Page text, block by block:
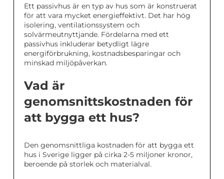
Ett passivhus är en typ av hus som är konstruerat
för att vara mycket energieffektivt. Det har hög
isolering, ventilationssystem och
solvärmeutnyttjande. Fördelarna med ett
passivhus inkluderar betydligt lägre
energiförbrukning, kostnadsbesparingar och
minskad miljöpåverkan.
Vad är
genomsnittskostnaden för
att bygga ett hus?
Den genomsnittliga kostnaden för att bygga ett
hus i Sverige ligger på cirka 2-5 miljoner kronor,
beroende på storlek och materialval.